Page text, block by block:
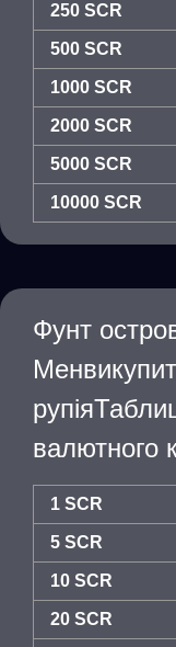
250 SCR
500 SCR
1000 SCR
2000 SCR
5000 SCR
10000 SCR
Фунт
валютного
1 SCR
5 SCR
10 SCR
20 SCR